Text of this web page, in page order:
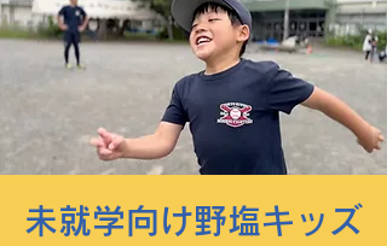
未就学向け野塩キッズ